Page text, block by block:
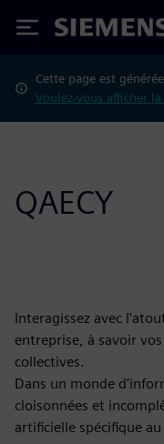
Siemens
Cette page est
Voulez-vous afficher
QAECY
Interagissez avec
entreprise, à savoir
collectives.
Dans un monde
cloisonnées et
artificielle spécifique